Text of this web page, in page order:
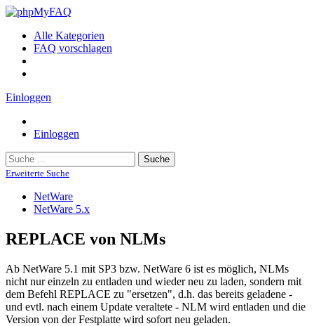
Alle Kategorien
FAQ vorschlagen
Einloggen
Einloggen
Suche
Erweiterte Suche
NetWare
NetWare 5.x
REPLACE von NLMs
Ab NetWare 5.1 mit SP3 bzw. NetWare 6 ist es möglich, NLMs
nicht nur einzeln zu entladen und wieder neu zu laden, sondern mit
dem Befehl REPLACE zu "ersetzen", d.h. das bereits geladene -
und evtl. nach einem Update veraltete - NLM wird entladen und die
Version von der Festplatte wird sofort neu geladen.